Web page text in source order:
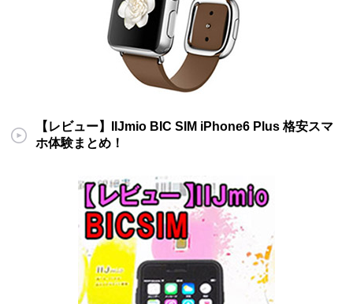
【レビュー】IIJmio BIC SIM iPhone6 Plus 格安スマ
ホ体験まとめ！